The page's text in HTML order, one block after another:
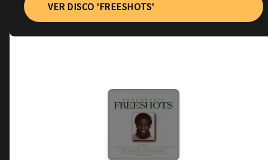
VER DISCO 'FREESHOTS'